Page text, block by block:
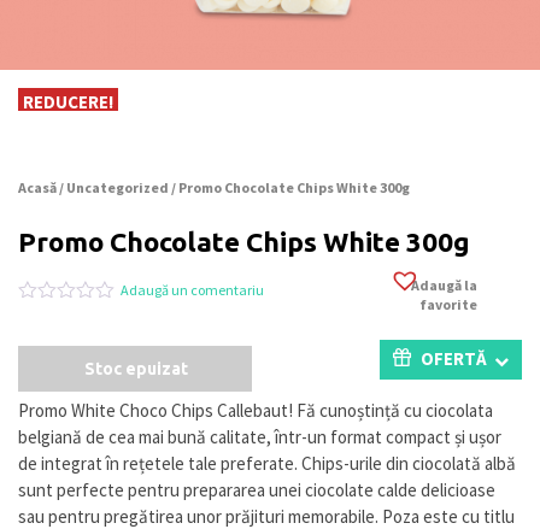
REDUCERE!
Acasă/ Uncategorized / Promo Chocolate Chips White 300g
Promo Chocolate Chips White 300g
0
5
pe
a
evaluări
la
clienți
Adaugă un comentariu
Adaugă la
favorite
Stoc epuizat OFERTĂ
Promo White Choco Chips Callebaut! Fă cunoștință cu ciocolata
belgiană de cea mai bună calitate, într-un format compact și ușor
de integrat în rețetele tale preferate. Chips-urile din ciocolată albă
sunt perfecte pentru prepararea unei ciocolate calde delicioase
sau pentru pregătirea unor prăjituri memorabile. Poza este cu titlu